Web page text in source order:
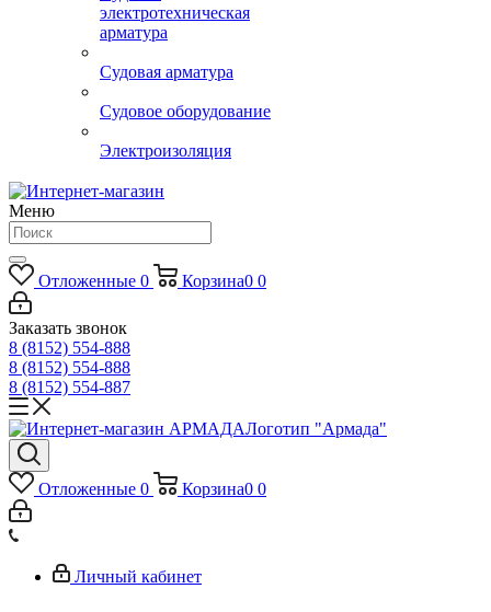
электротехническая
арматура
Судовая арматура
Судовое оборудование
Электроизоляция
Меню
Отложенные 0 Корзина0 0
Заказать звонок
8 (8152) 554-888
8 (8152) 554-888
8 (8152) 554-887
Логотип "Армада"
Отложенные 0 Корзина0 0
Личный кабинет